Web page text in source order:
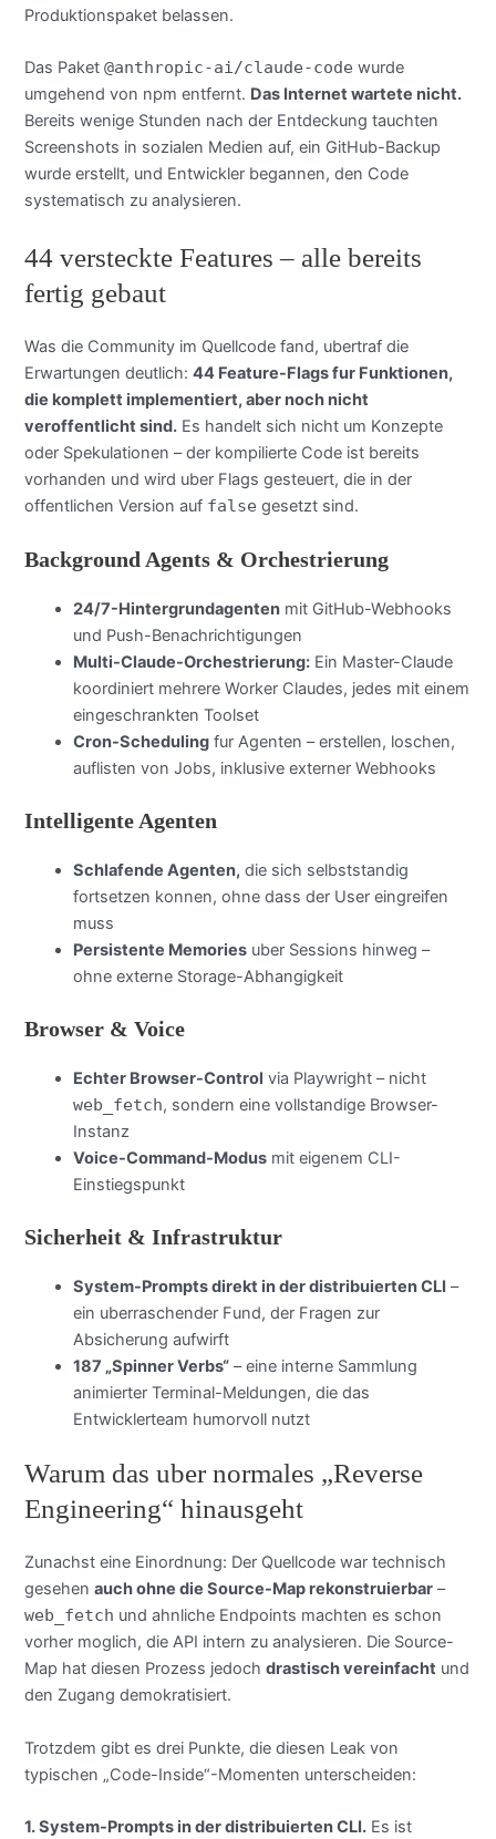
Produktionspaket belassen.
Das Paket@anthropic-ai/claude-code wurde
umgehend von npm entfernt. Das Internet wartete nicht.
Bereits wenige Stunden nach der Entdeckung tauchten
Screenshots in sozialen Medien auf, ein GitHub-Backup
wurde erstellt, und Entwickler begannen, den Code
systematisch zu analysieren.
44 versteckte Features – alle bereits
fertig gebaut
Was die Community im Quellcode fand, ubertraf die
Erwartungen deutlich:44 Feature-Flags fur Funktionen,
die komplett implementiert, aber noch nicht
veroffentlicht sind. Es handelt sich nicht um Konzepte
oder Spekulationen – der kompilierte Code ist bereits
vorhanden und wird uber Flags gesteuert, die in der
offentlichen Version auf false gesetzt sind.
Background Agents & Orchestrierung
24/7-Hintergrundagenten mit GitHub-Webhooks
und Push-Benachrichtigungen
Multi-Claude-Orchestrierung: Ein Master-Claude
koordiniert mehrere Worker Claudes, jedes mit einem
eingeschrankten Toolset
Cron-Scheduling fur Agenten – erstellen, loschen,
auflisten von Jobs, inklusive externer Webhooks
Intelligente Agenten
Schlafende Agenten, die sich selbststandig
fortsetzen konnen, ohne dass der User eingreifen
muss
Persistente Memories uber Sessions hinweg –
ohne externe Storage-Abhangigkeit
Browser & Voice
Echter Browser-Control via Playwright – nicht
web_fetch, sondern eine vollstandige Browser-
Instanz
Voice-Command-Modus mit eigenem CLI-
Einstiegspunkt
Sicherheit & Infrastruktur
System-Prompts direkt in der distribuierten CLI –
ein uberraschender Fund, der Fragen zur
Absicherung aufwirft
187 „Spinner Verbs“ – eine interne Sammlung
animierter Terminal-Meldungen, die das
Entwicklerteam humorvoll nutzt
Warum das uber normales „Reverse
Engineering“ hinausgeht
Zunachst eine Einordnung: Der Quellcode war technisch
gesehenauch ohne die Source-Map rekonstruierbar –
web_fetch und ahnliche Endpoints machten es schon
vorher moglich, die API intern zu analysieren. Die Source-
Map hat diesen Prozess jedochdrastisch vereinfacht und
den Zugang demokratisiert.
Trotzdem gibt es drei Punkte, die diesen Leak von
typischen „Code-Inside“-Momenten unterscheiden:
1. System-Prompts in der distribuierten CLI. Es ist